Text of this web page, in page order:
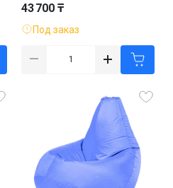
43 700 ₸
Под заказ